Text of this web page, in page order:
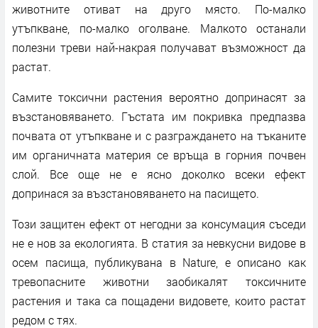
животните отиват на друго място. По-малко
утъпкване, по-малко оголване. Малкото останали
полезни треви най-накрая получават възможност да
растат.
Самите токсични растения вероятно допринасят за
възстановяването. Гъстата им покривка предпазва
почвата от утъпкване и с разграждането на тъканите
им органичната материя се връща в горния почвен
слой. Все още не е ясно доколко всеки ефект
допринася за възстановяването на пасището.
Този защитен ефект от негодни за консумация съседи
не е нов за екологията. В статия за невкусни видове в
осем пасища, публикувана в Nature, е описано как
тревопасните животни заобикалят токсичните
растения и така са пощадени видовете, които растат
редом с тях.